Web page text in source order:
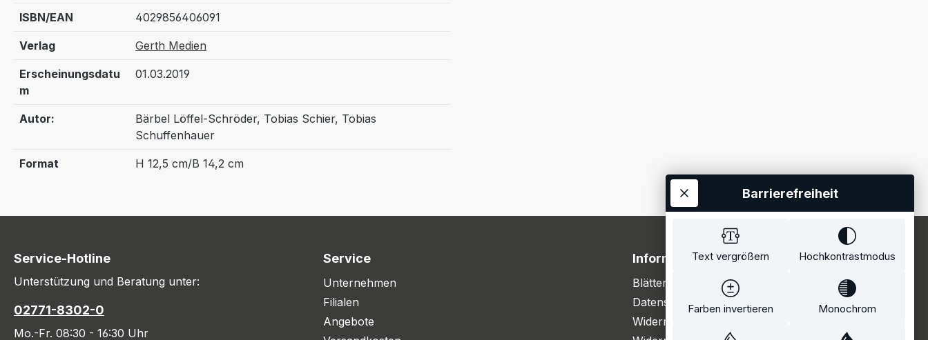
ISBN/EAN 4029856406091
Verlag Gerth Medien
Erscheinungsdatu
m
01.03.2019
Autor:
Bärbel Löffel-Schröder, Tobias Schier, Tobias
Schuffenhauer
Format H 12,5 cm/B 14,2 cm
Service-Hotline
Unterstützung und Beratung unter:
02771-8302-0
Mo.-Fr. 08:30 - 16:30 Uhr
Service
Unternehmen
Filialen
Angebote
Information
Blätterkatalog
Datenschutzerklärung
Widerrufsbelehrung
Text vergrößern Hochkontrastmodus
Farben invertieren Monochrom
Barrierefreiheit